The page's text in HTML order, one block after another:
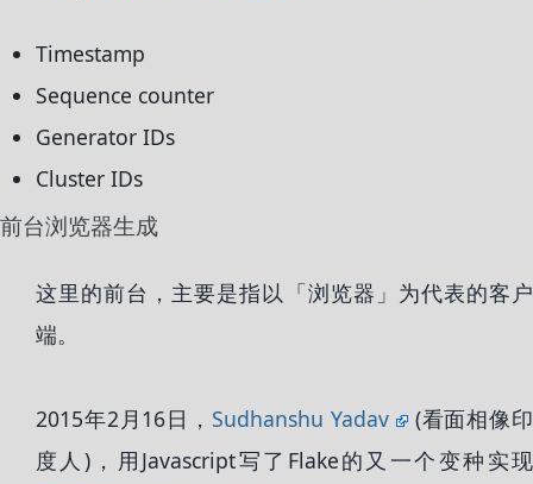
Timestamp
Sequence counter
Generator IDs
Cluster IDs
前台浏览器生成
这里的前台，主要是指以「浏览器」为代表的客户
端。
2015年2月16日， Sudhanshu Yadav
(看面相像印
度人)，用Javascript写了Flake的又一个变种实现